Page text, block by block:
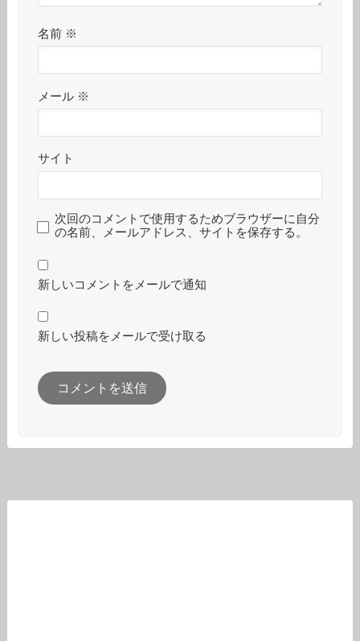
名前 ※
メール ※
サイト
次回のコメントで使用するためブラウザーに自分
の名前、メールアドレス、サイトを保存する。
新しいコメントをメールで通知
新しい投稿をメールで受け取る